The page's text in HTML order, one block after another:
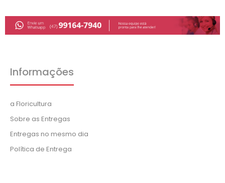
Informações
a Floricultura
Sobre as Entregas
Entregas no mesmo dia
Política de Entrega